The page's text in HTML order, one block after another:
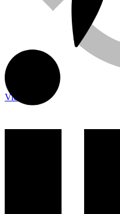
Viewed